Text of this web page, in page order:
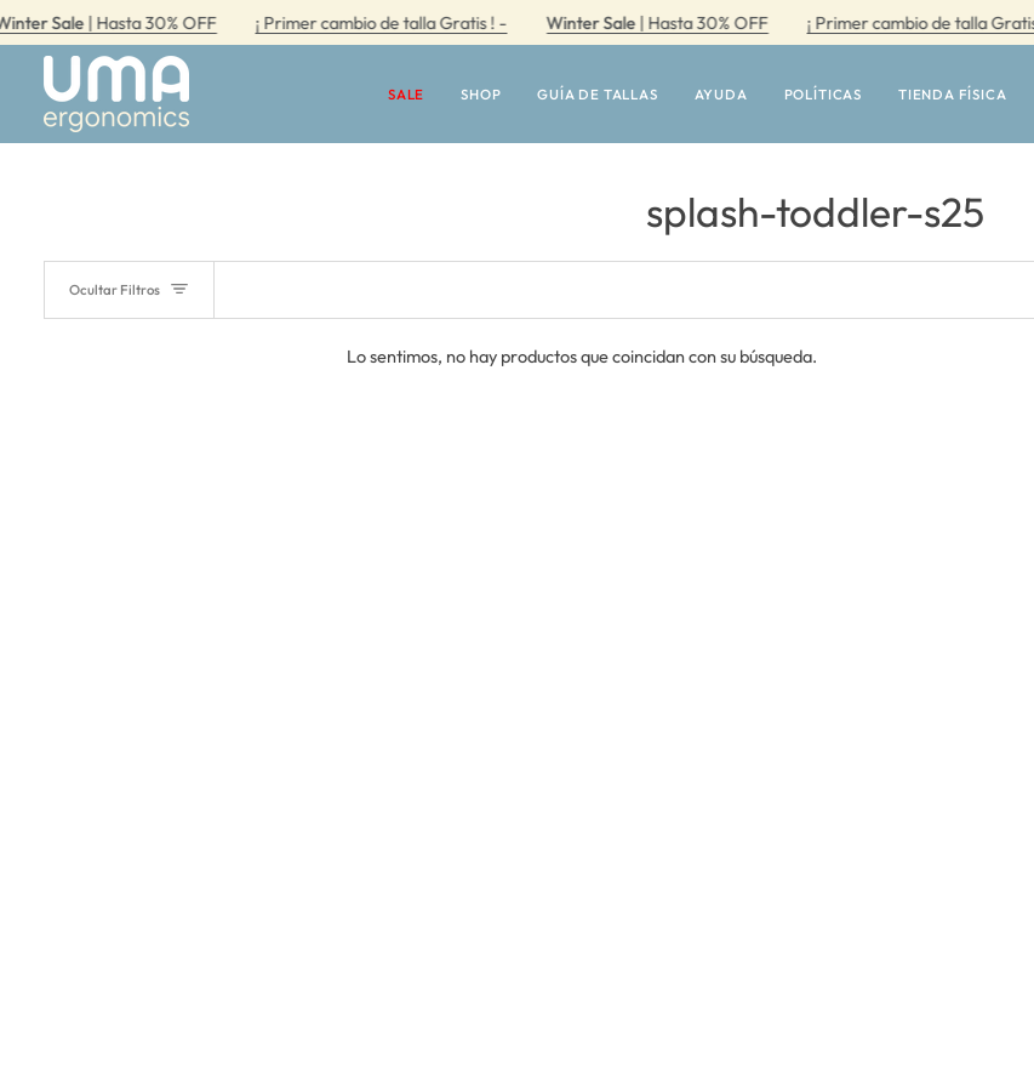
Ir
directamente
contenido
Sale| Hasta 30% OFF ¡ Primer cambio de talla Gratis ! - Winter Sale| Hasta 30% OFF ¡ Primer cambio de talla Gratis ! -
SALE SHOP GUÍA DE TALLAS AYUDA POLÍTICAS TIENDA FÍSICA
splash-toddler-s25
Ocultar Filtros
Lo sentimos, no hay productos que coincidan con su búsqueda.